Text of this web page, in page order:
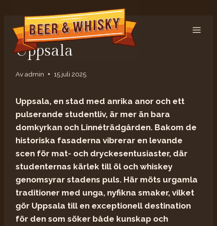
innehållDRYCK
Uppsala
Avadmin 15 juli 2025
Uppsala, en stad med anrika anor och ett
pulserande studentliv, är mer än bara
domkyrkan och Linnéträdgården. Bakom de
historiska fasaderna vibrerar en levande
scen för mat- och dryckesentusiaster, där
studenternas kärlek till öl och whiskey
genomsyrar stadens puls. Här möts urgamla
traditioner med unga, nyfikna smaker, vilket
gör Uppsala till en exceptionell destination
för den som söker både kunskap och